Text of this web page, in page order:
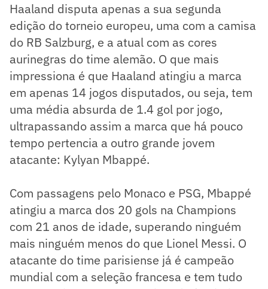
Haaland disputa apenas a sua segunda
edição do torneio europeu, uma com a camisa
do RB Salzburg, e a atual com as cores
aurinegras do time alemão. O que mais
impressiona é que Haaland atingiu a marca
em apenas 14 jogos disputados, ou seja, tem
uma média absurda de 1.4 gol por jogo,
ultrapassando assim a marca que há pouco
tempo pertencia a outro grande jovem
atacante: Kylyan Mbappé.
Com passagens pelo Monaco e PSG, Mbappé
atingiu a marca dos 20 gols na Champions
com 21 anos de idade, superando ninguém
mais ninguém menos do que Lionel Messi. O
atacante do time parisiense já é campeão
mundial com a seleção francesa e tem tudo